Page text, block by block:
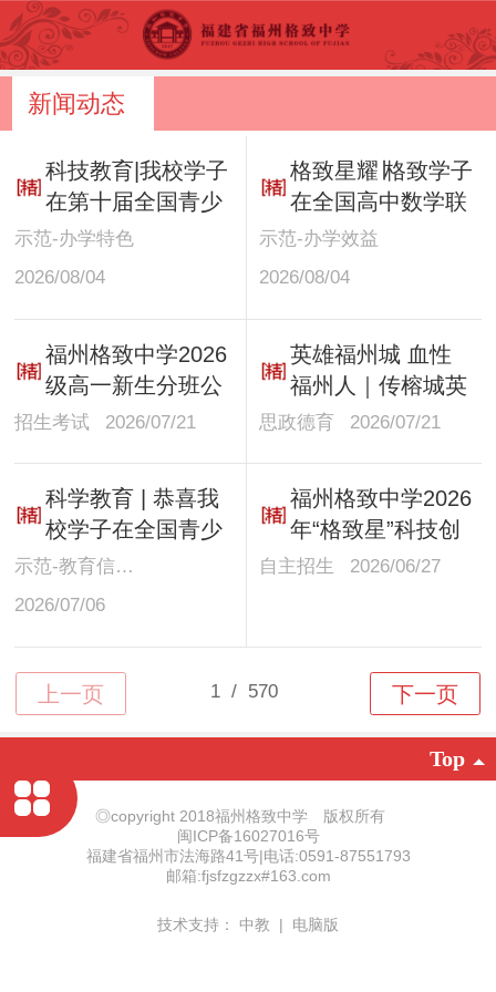
新闻动态
科技教育|我校学子
在第十届全国青少
年无人机大赛总决
示范-办学特色
2026/08/04
格致星耀∣格致学子
在全国高中数学联
赛（福建赛区）预
示范-办学效益
2026/08/04
福州格致中学2026
级高一新生分班公
示
招生考试 2026/07/21
英雄福州城 血性
福州人｜传榕城英
雄薪火 铸格致报
暑期研学实践活动
思政德育 2026/07/21
科学教育 | 恭喜我
校学子在全国青少
年无人机大赛（福
示范-教育信息化
2026/07/06
福州格致中学2026
年“格致星”科技创
新实验班自主招生
自主招生 2026/06/27
Top
◎copyright 2018福州格致中学 版权所有
闽ICP备16027016号
福建省福州市法海路41号|电话:0591-87551793
邮箱:fjsfzgzzx#163.com
技术支持： 中教 | 电脑版